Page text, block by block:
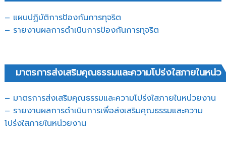
– แผนปฏิบัติการป้องกันการทุจริต
– รายงานผลการดำเนินการป้องกันการทุจริต
มาตรการส่งเสริมคุณธรรมและความโปร่งใสภายในหน่ว
– มาตรการส่งเสริมคุณธรรมและความโปร่งใสภายในหน่วยงาน
– รายงานผลการดำเนินการเพื่อส่งเสริมคุณธรรมและความ
โปร่งใสภายในหน่วยงาน